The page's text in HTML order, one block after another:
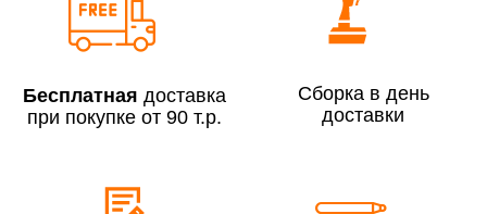
Сборка по Московской области при заказе:
До 300 000 руб.
Бесплатная доставка
при покупке от 90 т.р.
Сборка в день
доставки